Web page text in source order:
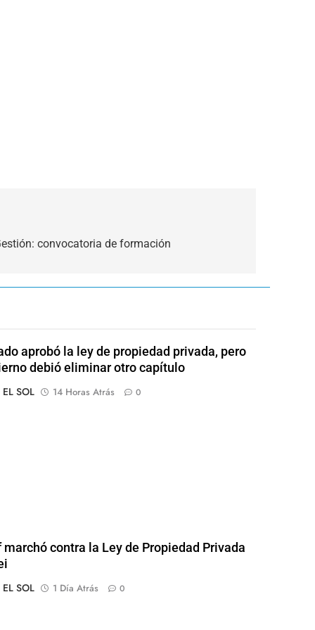
convocatoria de formación
aprobó la ley de propiedad privada, pero
debió eliminar otro capítulo
SOL
14 Horas Atrás 0
contra la Ley de Propiedad Privada
SOL
1 Día Atrás 0